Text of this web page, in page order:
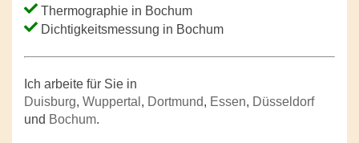
Thermographie in Bochum
Dichtigkeitsmessung in Bochum
Ich arbeite für Sie in
Duisburg, Wuppertal , Dortmund, Essen, Düsseldorf
und Bochum.